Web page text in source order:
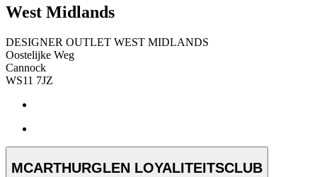
West Midlands
DESIGNER OUTLET WEST MIDLANDS
Oostelijke Weg
Cannock
WS11 7JZ
MCARTHURGLEN LOYALITEITSCLUB